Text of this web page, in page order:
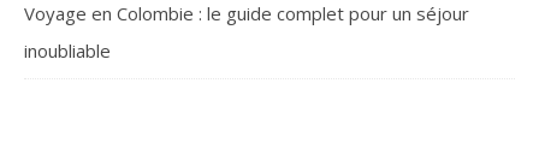
Voyage en Colombie : le guide complet pour un séjour
inoubliable